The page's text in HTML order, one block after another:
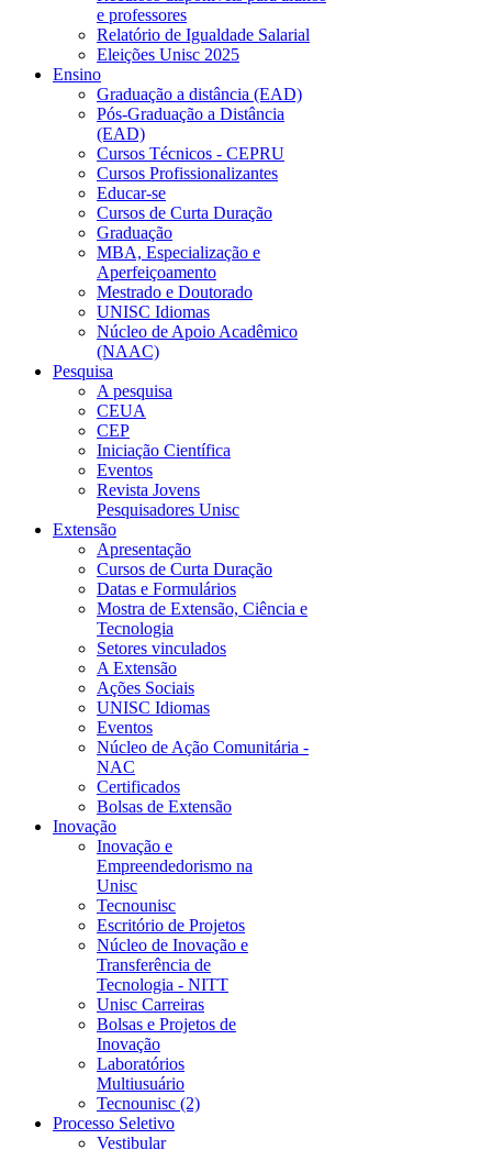
e professores
Relatório de Igualdade Salarial
Eleições Unisc 2025
Ensino
Graduação a distância (EAD)
Pós-Graduação a Distância
(EAD)
Cursos Técnicos - CEPRU
Cursos Profissionalizantes
Educar-se
Cursos de Curta Duração
Graduação
MBA, Especialização e
Aperfeiçoamento
Mestrado e Doutorado
UNISC Idiomas
Núcleo de Apoio Acadêmico
(NAAC)
Pesquisa
A pesquisa
CEUA
CEP
Iniciação Científica
Eventos
Revista Jovens
Pesquisadores Unisc
Extensão
Apresentação
Cursos de Curta Duração
Datas e Formulários
Mostra de Extensão, Ciência e
Tecnologia
Setores vinculados
A Extensão
Ações Sociais
UNISC Idiomas
Eventos
Núcleo de Ação Comunitária -
NAC
Certificados
Bolsas de Extensão
Inovação
Inovação e
Empreendedorismo na
Unisc
Tecnounisc
Escritório de Projetos
Núcleo de Inovação e
Transferência de
Tecnologia - NITT
Unisc Carreiras
Bolsas e Projetos de
Inovação
Laboratórios
Multiusuário
Tecnounisc (2)
Processo Seletivo
Vestibular